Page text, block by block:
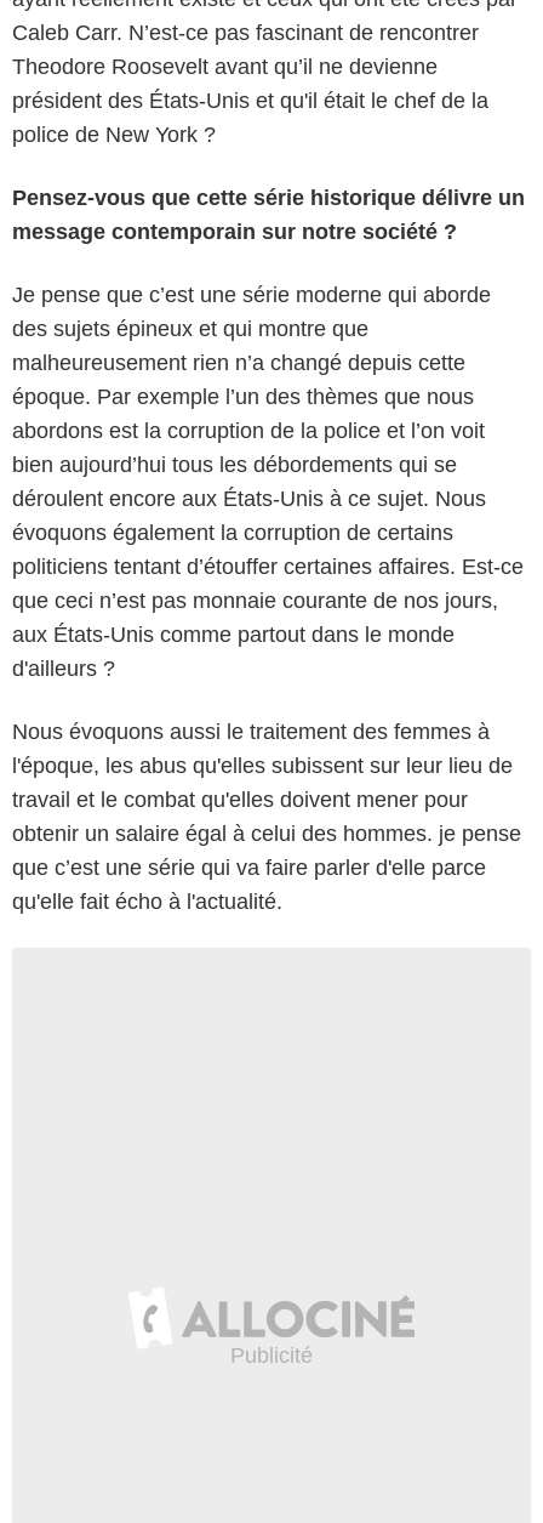
Caleb Carr. N’est-ce pas fascinant de rencontrer
Theodore Roosevelt avant qu’il ne devienne
président des États-Unis et qu'il était le chef de la
police de New York ?
Pensez-vous que cette série historique délivre un
message contemporain sur notre société ?
Je pense que c’est une série moderne qui aborde
des sujets épineux et qui montre que
malheureusement rien n’a changé depuis cette
époque. Par exemple l’un des thèmes que nous
abordons est la corruption de la police et l’on voit
bien aujourd’hui tous les débordements qui se
déroulent encore aux États-Unis à ce sujet. Nous
évoquons également la corruption de certains
politiciens tentant d’étouffer certaines affaires. Est-ce
que ceci n’est pas monnaie courante de nos jours,
aux États-Unis comme partout dans le monde
d'ailleurs ?
Nous évoquons aussi le traitement des femmes à
l'époque, les abus qu'elles subissent sur leur lieu de
travail et le combat qu'elles doivent mener pour
obtenir un salaire égal à celui des hommes. je pense
que c’est une série qui va faire parler d'elle parce
qu'elle fait écho à l'actualité.